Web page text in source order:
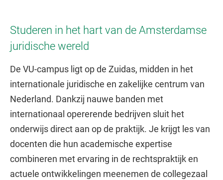
Studeren in het hart van de Amsterdamse
juridische wereld
De VU-campus ligt op de Zuidas, midden in het
internationale juridische en zakelijke centrum van
Nederland. Dankzij nauwe banden met
internationaal opererende bedrijven sluit het
onderwijs direct aan op de praktijk. Je krijgt les van
docenten die hun academische expertise
combineren met ervaring in de rechtspraktijk en
actuele ontwikkelingen meenemen de collegezaal